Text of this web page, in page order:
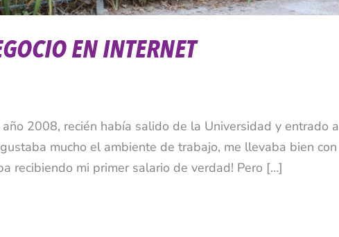
EN INTERNET
2008, recién había salido de la Universidad y entrado a
mucho el ambiente de trabajo, me llevaba bien con
recibiendo mi primer salario de verdad! Pero […]